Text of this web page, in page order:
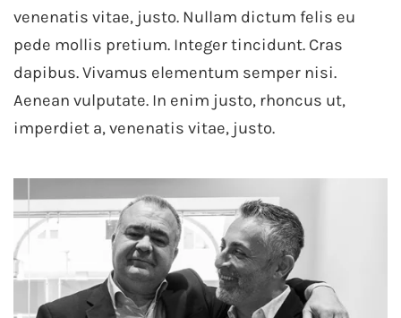
venenatis vitae, justo. Nullam dictum felis eu
pede mollis pretium. Integer tincidunt. Cras
dapibus. Vivamus elementum semper nisi.
Aenean vulputate. In enim justo, rhoncus ut,
imperdiet a, venenatis vitae, justo.